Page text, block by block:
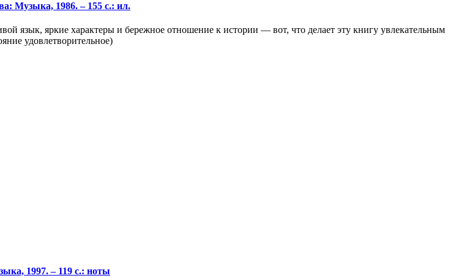
Музыка, 1986. – 155 с.: ил.
язык, яркие характеры и бережное отношение к истории — вот, что делает эту книгу увлекательным
удовлетворительное)
1997. – 119 с.: ноты